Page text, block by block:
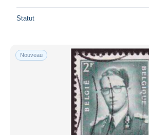
Statut
Nouveau